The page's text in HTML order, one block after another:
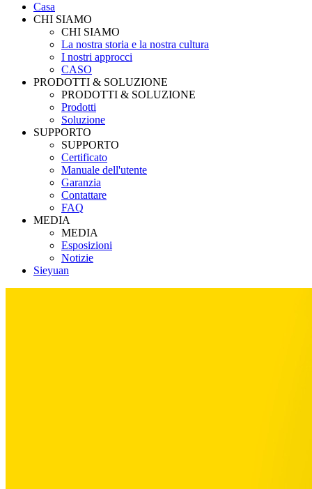
Casa
CHI SIAMO
CHI SIAMO
La nostra storia e la nostra cultura
I nostri approcci
CASO
PRODOTTI & SOLUZIONE
PRODOTTI & SOLUZIONE
Prodotti
Soluzione
SUPPORTO
SUPPORTO
Certificato
Manuale dell'utente
Garanzia
Contattare
FAQ
MEDIA
MEDIA
Esposizioni
Notizie
Sieyuan